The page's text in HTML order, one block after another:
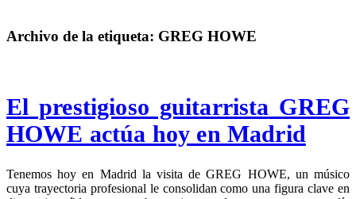
Archivo de la etiqueta: GREG HOWE
El prestigioso guitarrista GREG
HOWE actúa hoy en Madrid
Tenemos hoy en Madrid la visita de GREG HOWE, un músico
cuya trayectoria profesional le consolidan como una figura clave en